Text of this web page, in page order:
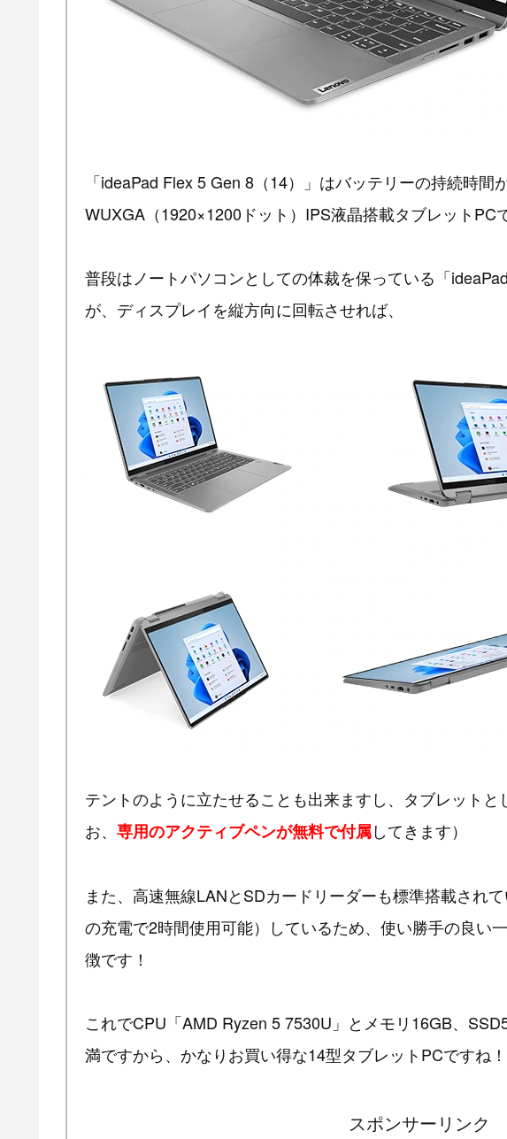
「ideaPad Flex 5 Gen 8（14）」はバッテリーの持続時間
WUXGA（1920×1200ドット）IPS液晶搭載タブレットPCで
普段はノートパソコンとしての体裁を保っている「
が、ディスプレイを縦方向に回転させれば、
テントのように立たせることも出来ますし、タブレット
お、 専用のアクティブペンが無料で付属してきます）
また、高速無線LANとSDカードリーダーも標準搭載され
の充電で2時間使用可能）しているため、使い勝手の良い
徴です！
これでCPU「AMD Ryzen 5 7530U」とメモリ16GB、
満ですから、かなりお買い得な14型タブレットPCですね！
スポンサーリンク